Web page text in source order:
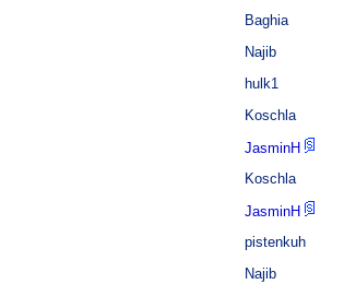
Baghia
Najib
hulk1
Koschla
JasminH
Koschla
JasminH
pistenkuh
Najib